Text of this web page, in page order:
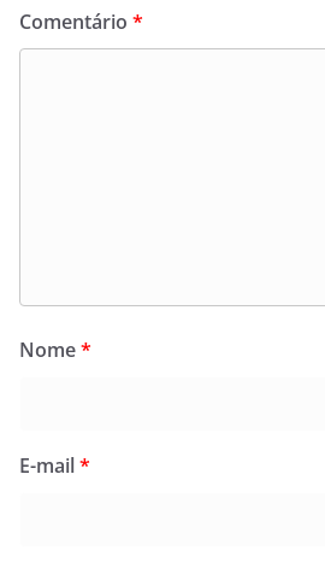
Comentário *
Nome*
E-mail*